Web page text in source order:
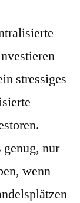
stressiges
nur
wenn